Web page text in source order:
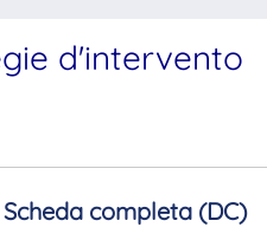
d'intervento
Scheda completa (DC)